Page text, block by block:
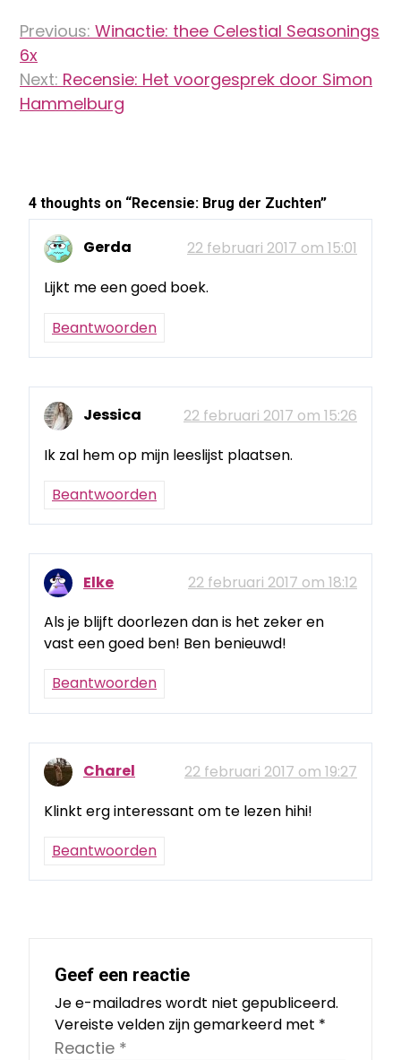
navigatie
Previous: Winactie: thee Celestial Seasonings
6x
Next: Recensie: Het voorgesprek door Simon
Hammelburg
4 thoughts on “Recensie: Brug der Zuchten”
Gerda
22 februari 2017 om 15:01
Lijkt me een goed boek.
Beantwoorden
Jessica
22 februari 2017 om 15:26
Ik zal hem op mijn leeslijst plaatsen.
Beantwoorden
Elke
22 februari 2017 om 18:12
Als je blijft doorlezen dan is het zeker en
vast een goed ben! Ben benieuwd!
Beantwoorden
Charel
22 februari 2017 om 19:27
Klinkt erg interessant om te lezen hihi!
Beantwoorden
Geef een reactie
Je e-mailadres wordt niet gepubliceerd.
Vereiste velden zijn gemarkeerd met *
Reactie *